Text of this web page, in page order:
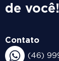
de você!
Contato
(46)